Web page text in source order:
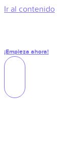
Ir al contenido
¡Empieza ahora!